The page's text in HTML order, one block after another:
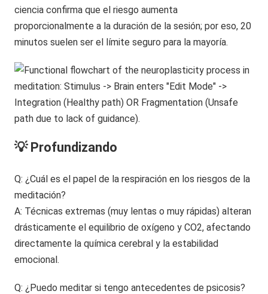
ciencia confirma que el riesgo aumenta
proporcionalmente a la duración de la sesión; por eso, 20
minutos suelen ser el límite seguro para la mayoría.
💡 Profundizando
Q: ¿Cuál es el papel de la respiración en los riesgos de la
meditación?
A: Técnicas extremas (muy lentas o muy rápidas) alteran
drásticamente el equilibrio de oxígeno y CO2, afectando
directamente la química cerebral y la estabilidad
emocional.
Q: ¿Puedo meditar si tengo antecedentes de psicosis?